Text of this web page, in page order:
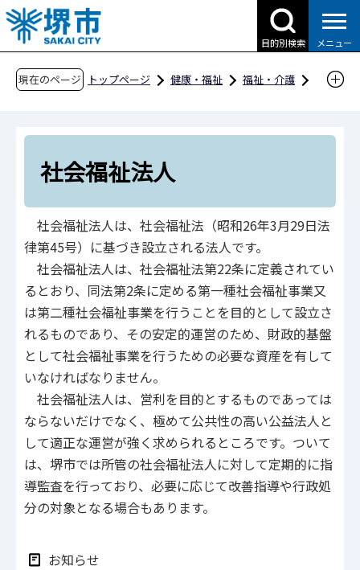
こ
の
ペ
目的別検索 メニュー
現在のページ トップページ 健康・福祉
福祉・介護
社会福祉法人
社会福祉法人は、社会福祉法（昭和26年3月29日法
律第45号）に基づき設立される法人です。
社会福祉法人は、社会福祉法第22条に定義されてい
るとおり、同法第2条に定める第一種社会福祉事業又
は第二種社会福祉事業を行うことを目的として設立さ
れるものであり、その安定的運営のため、財政的基盤
として社会福祉事業を行うための必要な資産を有して
いなければなりません。
社会福祉法人は、営利を目的とするものであっては
ならないだけでなく、極めて公共性の高い公益法人と
して適正な運営が強く求められるところです。ついて
は、堺市では所管の社会福祉法人に対して定期的に指
導監査を行っており、必要に応じて改善指導や行政処
分の対象となる場合もあります。
お知らせ